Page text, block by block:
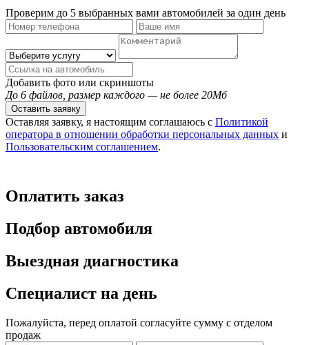
Проверим до 5 выбранных вами автомобилей за один день
Добавить фото или скриншоты
До 6 файлов, размер каждого — не более 20Мб
Оставить заявку
Оставляя заявку, я настоящим соглашаюсь с Политикой
оператора в отношении обработки персональных данных и
Пользовательским соглашением.
Оплатить заказ
Подбор автомобиля
Выездная диагностика
Специалист на день
Пожалуйста, перед оплатой согласуйте сумму с отделом
продаж